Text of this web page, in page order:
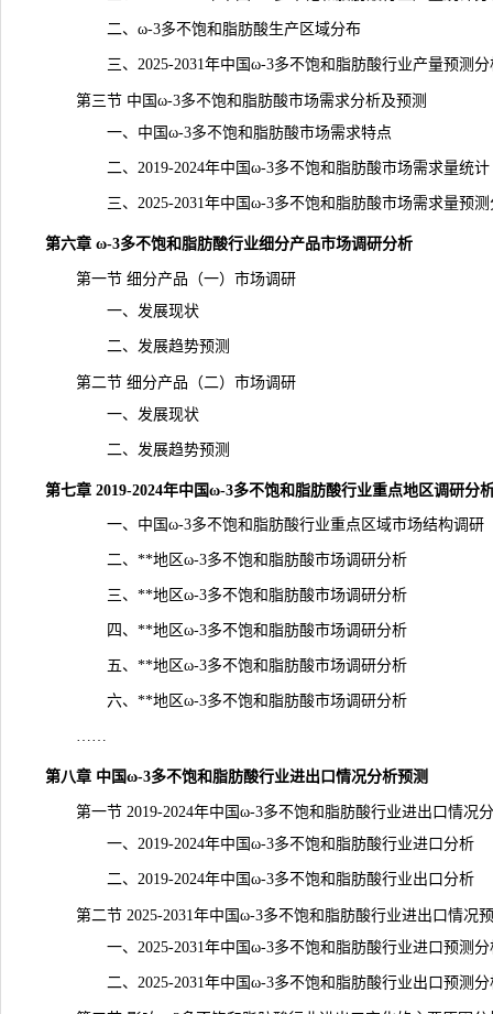
二、ω-3多不饱和脂肪酸生产区域分布
三、2025-2031年中国ω-3多不饱和脂肪酸行业产量预测分
第三节 中国ω-3多不饱和脂肪酸市场需求分析及预测
一、中国ω-3多不饱和脂肪酸市场需求特点
二、2019-2024年中国ω-3多不饱和脂肪酸市场需求量统计
三、2025-2031年中国ω-3多不饱和脂肪酸市场需求量预测
第六章 ω-3多不饱和脂肪酸行业细分产品市场调研分析
第一节 细分产品（一）市场调研
一、发展现状
二、发展趋势预测
第二节 细分产品（二）市场调研
一、发展现状
二、发展趋势预测
第七章 2019-2024年中国ω-3多不饱和脂肪酸行业重点地区调研分
一、中国ω-3多不饱和脂肪酸行业重点区域市场结构调研
二、**地区ω-3多不饱和脂肪酸市场调研分析
三、**地区ω-3多不饱和脂肪酸市场调研分析
四、**地区ω-3多不饱和脂肪酸市场调研分析
五、**地区ω-3多不饱和脂肪酸市场调研分析
六、**地区ω-3多不饱和脂肪酸市场调研分析
……
第八章 中国ω-3多不饱和脂肪酸行业进出口情况分析预测
第一节 2019-2024年中国ω-3多不饱和脂肪酸行业进出口情况
一、2019-2024年中国ω-3多不饱和脂肪酸行业进口分析
二、2019-2024年中国ω-3多不饱和脂肪酸行业出口分析
第二节 2025-2031年中国ω-3多不饱和脂肪酸行业进出口情况
一、2025-2031年中国ω-3多不饱和脂肪酸行业进口预测分
二、2025-2031年中国ω-3多不饱和脂肪酸行业出口预测分